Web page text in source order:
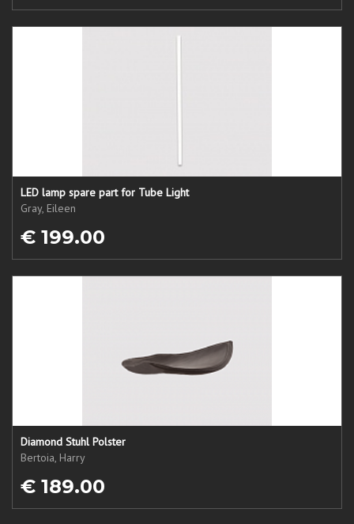
LED lamp spare part for Tube Light
Gray, Eileen
€ 199.00
Diamond Stuhl Polster
Bertoia, Harry
€ 189.00